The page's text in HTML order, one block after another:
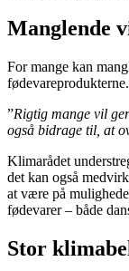
Manglende
For mange kan
”Rigtig mange vil
også bidrage til, at
Klimarådet
det kan også
at være på
fødevarer – både
Stor